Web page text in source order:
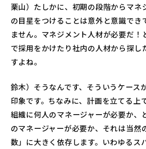
栗山）たしかに、初期の段階からマネ
の目星をつけることは意外と意識でき
ません。マネジメント人材が必要だ！
で採用をかけたり社内の人材から探し
すよね。
鈴木）そうなんです、そういうケース
印象です。ちなみに、計画を立てる上
組織に何人のマネージャーが必要か、
のマネージャーが必要か、それは当然
数」に大きく依存します。いわゆるス